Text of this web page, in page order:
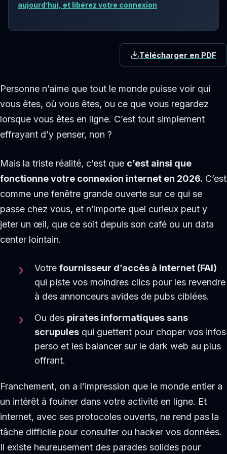
aujourd’hui, et libérez votre connexion
Télécharger en PDF
Personne n’aime que tout le monde puisse voir qui
vous êtes, où vous êtes, ou ce que vous regardez
lorsque vous êtes en ligne. C’est tout simplement
effrayant d’y penser, non ?
Mais la triste réalité, c’est que c’est ainsi que
fonctionne votre connexion internet en 2026. C’est
comme une fenêtre grande ouverte sur ce qui se
passe chez vous, et n’importe quel curieux peut y
jeter un œil, que ce soit depuis son café ou un data
center lointain.
Votrefournisseur d’accès à Internet (FAI)
qui piste vos moindres clics pour les revendre
à des annonceurs avides de pubs ciblées.
Ou des pirates informatiques sans
scrupules qui guettent pour choper vos infos
perso et les balancer sur le dark web au plus
offrant.
Franchement, on a l’impression que le monde entier a
un intérêt à fouiner dans votre activité en ligne. Et
internet, avec ses protocoles ouverts, ne rend pas la
tâche difficile pour consulter ou hacker vos données.
Il existe heureusement des parades solides pour